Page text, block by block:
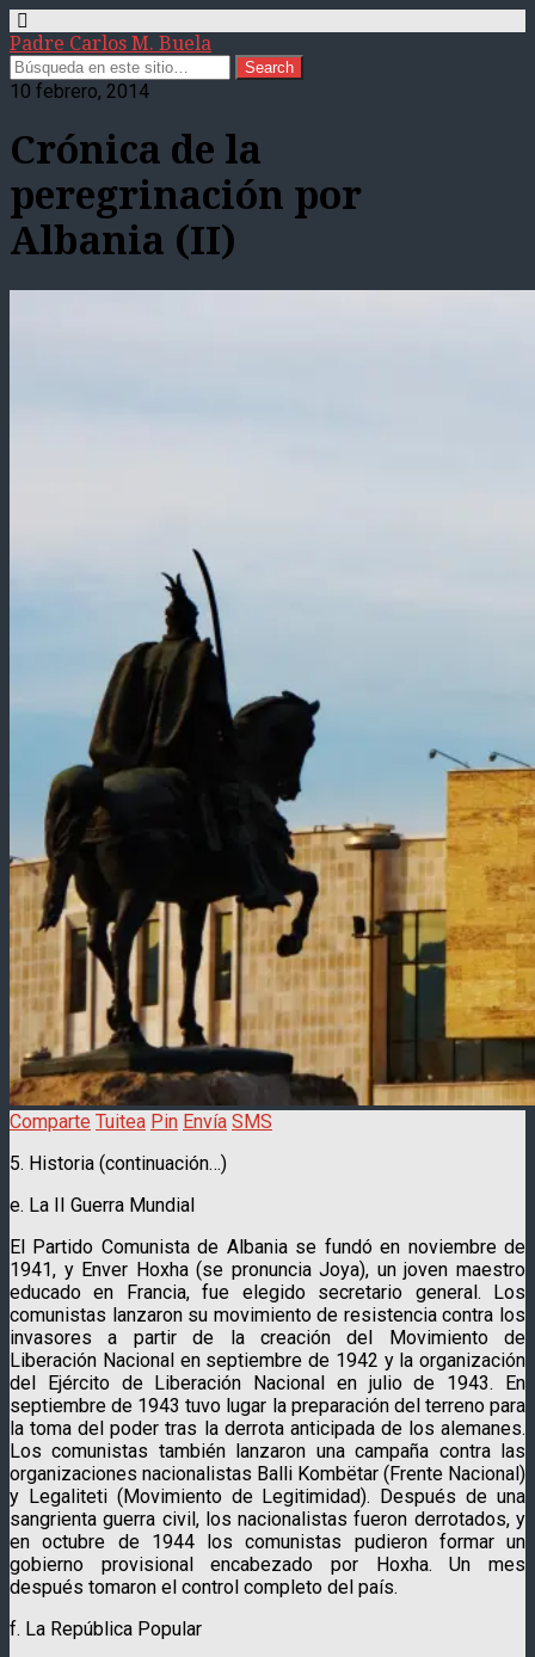
Padre Carlos M. Buela
10 febrero, 2014
Crónica de la
peregrinación por
Albania (II)
Comparte Tuitea Pin Envía SMS
5. Historia (continuación…)
e. La II Guerra Mundial
El Partido Comunista de Albania se fundó en noviembre de
1941, y Enver Hoxha (se pronuncia Joya), un joven maestro
educado en Francia, fue elegido secretario general. Los
comunistas lanzaron su movimiento de resistencia contra los
invasores a partir de la creación del Movimiento de
Liberación Nacional en septiembre de 1942 y la organización
del Ejércitode Liberación Nacional en julio de 1943. En
septiembre de 1943 tuvo lugar la preparación del terreno para
la toma del poder tras la derrota anticipada de los alemanes.
Los comunistas también lanzaron una campaña contra las
organizaciones nacionalistas Balli Kombëtar (Frente Nacional)
y Legaliteti (Movimiento de Legitimidad). Después de una
sangrienta guerra civil, los nacionalistas fueron derrotados, y
en octubre de 1944 los comunistas pudieron formar un
gobierno provisional encabezado por Hoxha. Un mes
después tomaron el control completo del país.
f. La República Popular